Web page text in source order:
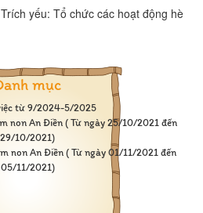
yếu: Tổ chức các hoạt động hè
mục
từ 9/2024-5/2025
non An Điền ( Từ ngày 25/10/2021 đến
29/10/2021)
non An Điền ( Từ ngày 01/11/2021 đến
05/11/2021)